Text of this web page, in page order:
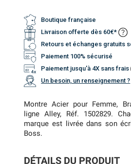
DÉTAILS DU PRODUIT
Boutique française
Livraison offerte dès 60€*
Retours et échanges gratuits
Paiement 100% sécurisé
Paiement jusqu'à 4X sans frais
Un besoin, un renseignement ?
Montre Acier pour Femme,
ligne Alley, Réf. 1502829.
marque est livrée dans son
Boss.